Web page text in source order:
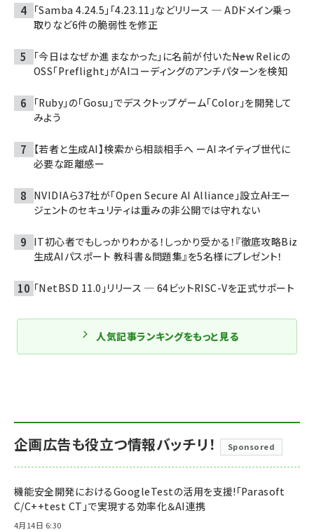
「Samba 4.24.5」「4.23.11」などリリース ─ ADドメイン乗っ
取りなど6件の脆弱性を修正
「今日はなぜか進まなかった」に名前が付いた――New Relicの
OSS「Preflight」がAIコーディングのアンチパターンを検知
「Ruby」の「Gosu」でデスクトップゲーム「Color」を開発して
みよう
【若者と生成AI】検索から相談相手へ ーAIネイティブ世代に
必要な距離感ー
NVIDIAら37社が「Open Secure AI Alliance」設立――AIエー
ジェントのセキュリティは重みの非公開では守れない
IT初心者でもしっかりわかる！しっかり受かる！『徹底攻略Biz
生成AIパスポート 教科書＆問題集』を5名様にプレゼント！
「NetBSD 11.0」リリース ─ 64ビットRISC-Vを正式サポート
人気記事ランキングをもっと見る
企画広告も役立つ情報バッチリ！ Sponsored
機能安全開発におけるGoogleTestの活用を支援!「Parasoft
C/C++test CT」で実現する効率化＆AI連携
4月14日 6:30